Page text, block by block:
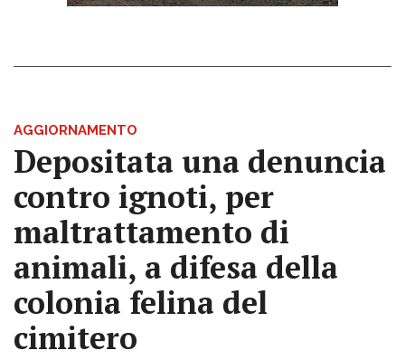
AGGIORNAMENTO
Depositata una denuncia
contro ignoti, per
maltrattamento di
animali, a difesa della
colonia felina del
cimitero